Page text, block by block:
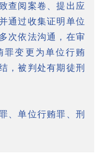
查阅案卷、提出应
通过收集证明单位
次依法沟通，在审
罪变更为单位行贿
，被判处有期徒刑
、单位行贿罪、刑